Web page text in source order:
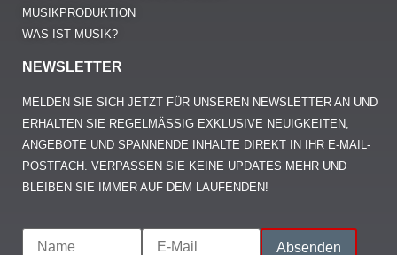
MUSIKPRODUKTION
WAS IST MUSIK?
NEWSLETTER
MELDEN SIE SICH JETZT FÜR UNSEREN NEWSLETTER AN UND
ERHALTEN SIE REGELMÄSSIG EXKLUSIVE NEUIGKEITEN, A
NGEBOTE UND SPANNENDE INHALTE DIREKT IN IHR E-MAIL-P
OSTFACH. VERPASSEN SIE KEINE UPDATES MEHR UND B
LEIBEN SIE IMMER AUF DEM LAUFENDEN!